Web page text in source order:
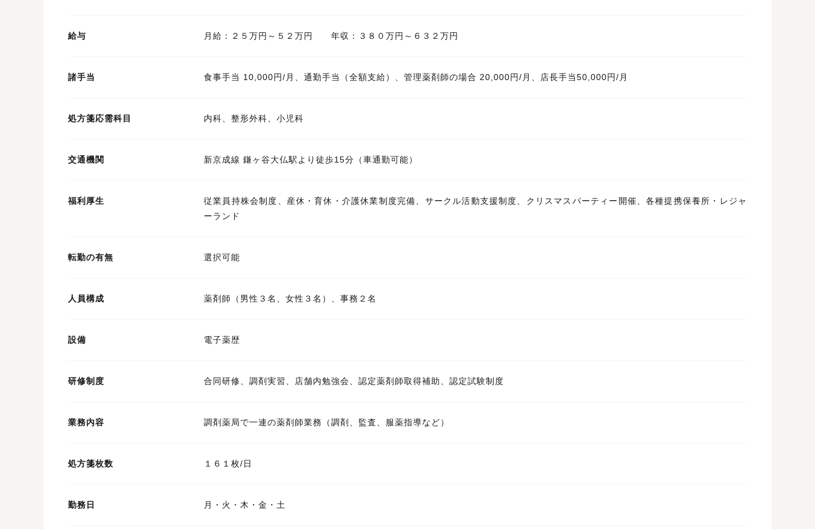
給与 月給：２５万円～５２万円 年収：３８０万円～６３２万円
諸手当 食事手当 10,000円/月、通勤手当（全額支給）、管理薬剤師の場合 20,000円/月、店長手当50,000円/月
処方箋応需科目 内科、整形外科、小児科
交通機関 新京成線 鎌ヶ谷大仏駅より徒歩15分（車通勤可能）
福利厚生
従業員持株会制度、産休・育休・介護休業制度完備、サークル活動支援制度、クリスマスパーティー開催、各種提携保養所・レジャ
ーランド
転勤の有無 選択可能
人員構成 薬剤師（男性３名、女性３名）、事務２名
設備 電子薬歴
研修制度 合同研修、調剤実習、店舗内勉強会、認定薬剤師取得補助、認定試験制度
業務内容 調剤薬局で一連の薬剤師業務（調剤、監査、服薬指導など）
処方箋枚数 １６１枚/日
勤務日 月・火・木・金・土